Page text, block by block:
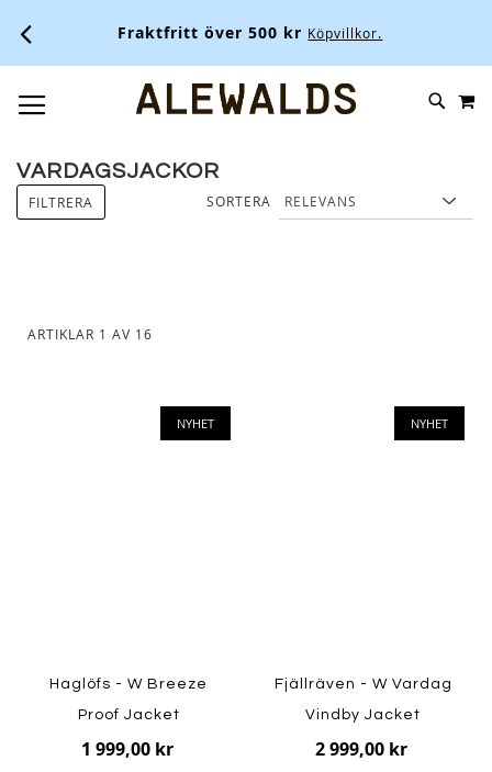
Fraktfritt över 500 kr Köpvillkor.
SKIP
VARDAGSJACKOR
ARTIKLAR 1 AV 16
SORTERA
NYHET
Haglöfs - W Breeze
Proof Jacket
1 999,00 kr
NYHET
Fjällräven - W Vardag
Vindby Jacket
2 999,00 kr
FILTRERA